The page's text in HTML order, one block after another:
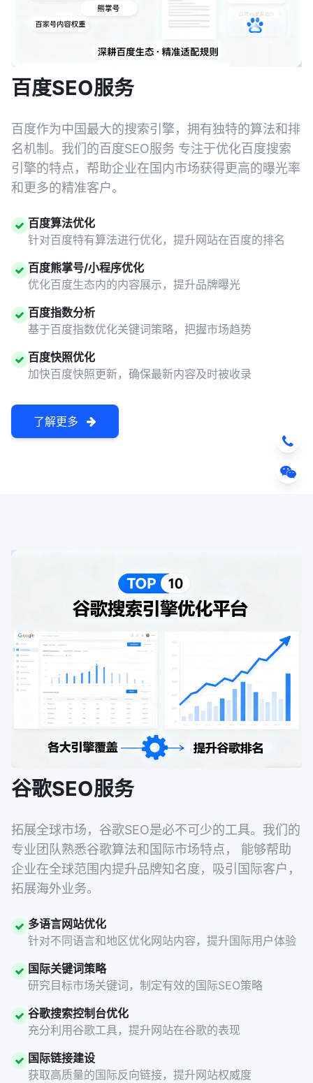
百度SEO服务
百度作为中国最大的搜索引擎，拥有独特的算法和排
名机制。我们的百度SEO服务 专注于优化百度搜索
引擎的特点，帮助企业在国内市场获得更高的曝光率
和更多的精准客户。
百度算法优化
针对百度特有算法进行优化，提升网站在百度的排名
百度熊掌号/小程序优化
优化百度生态内的内容展示，提升品牌曝光
百度指数分析
基于百度指数优化关键词策略，把握市场趋势
百度快照优化
加快百度快照更新，确保最新内容及时被收录
了解更多
谷歌SEO服务
拓展全球市场，谷歌SEO是必不可少的工具。我们的
专业团队熟悉谷歌算法和国际市场特点， 能够帮助
企业在全球范围内提升品牌知名度，吸引国际客户，
拓展海外业务。
多语言网站优化
针对不同语言和地区优化网站内容，提升国际用户体验
国际关键词策略
研究目标市场关键词，制定有效的国际SEO策略
谷歌搜索控制台优化
充分利用谷歌工具，提升网站在谷歌的表现
国际链接建设
获取高质量的国际反向链接，提升网站权威度